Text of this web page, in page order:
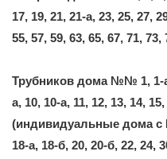
17, 19, 21, 21-а, 23, 25, 27,
55, 57, 59, 63, 65, 67, 71, 73,
Трубников дома №№ 1, 1-а,
а, 10, 10-а, 11, 12, 13, 14,
(индивидуальные дома
18-а, 18-б, 20, 20-б, 22,